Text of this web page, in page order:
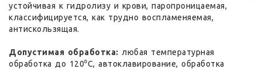
устойчивая к гидролизу и крови, паропроницаемая,
классифицируется, как трудно воспламеняемая,
антискользящая.
Допустимая обработка: любая температурная
обработка до 120⁰С, автоклавирование, обработка